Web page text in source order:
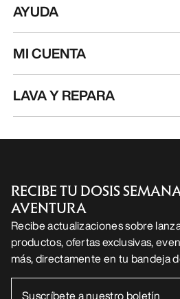
AYUDA
MI CUENTA
LAVA Y REPARA
RECIBE TU DOSIS
AVENTURA
Recibe actualizaciones sobre
productos, ofertas exclusivas,
más, directamente en tu bandeja